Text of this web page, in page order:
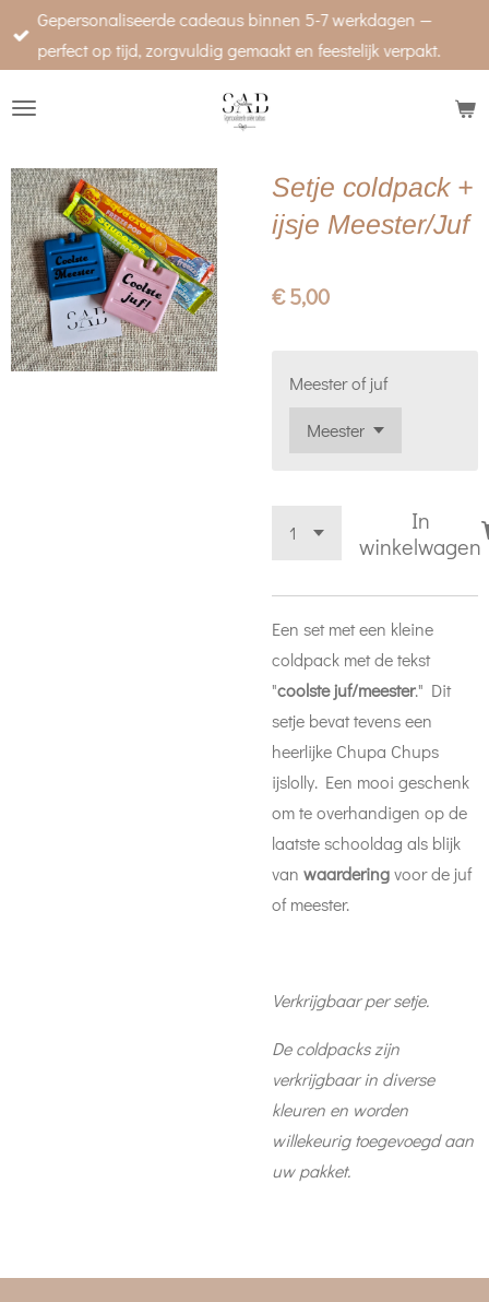
direct
de
Gepersonaliseerde cadeaus binnen 5-7 werkdagen —
perfect op tijd, zorgvuldig gemaakt en feestelijk verpakt.
Setje coldpack +
ijsje Meester/Juf
€ 5,00
Meester of juf
In
winkelwagen
Een set met een kleine
coldpack met de tekst
"coolste juf/meester." Dit
setje bevat tevens een
heerlijke Chupa Chups
ijslolly. Een mooi geschenk
om te overhandigen op de
laatste schooldag als blijk
van waarderingvoor de juf
of meester.
Verkrijgbaar per setje.
De coldpacks zijn
verkrijgbaar in diverse
kleuren en worden
willekeurig toegevoegd aan
uw pakket.